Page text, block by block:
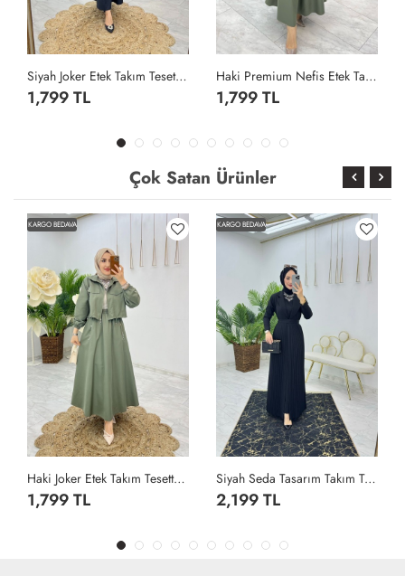
Siyah Joker Etek Takım Tesettür Giyim Siyah
1,799 TL
Haki Premium Nefis Etek Takım Tesettür Giyim Haki
1,799 TL
Çok Satan Ürünler
KARGO BEDAVA
Haki Joker Etek Takım Tesettür Giyim Haki
1,799 TL
KARGO BEDAVA
Siyah Seda Tasarım Takım Tesettür Giyim Siyah
2,199 TL